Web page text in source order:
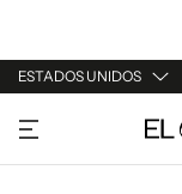
ESTADOS UNIDOS
URUGUAY
ARGENTINA